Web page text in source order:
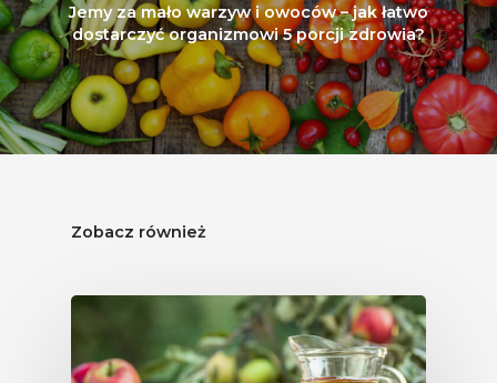
Jemy za mało warzyw i owoców – jak łatwo
dostarczyć organizmowi 5 porcji zdrowia?
Zobacz również